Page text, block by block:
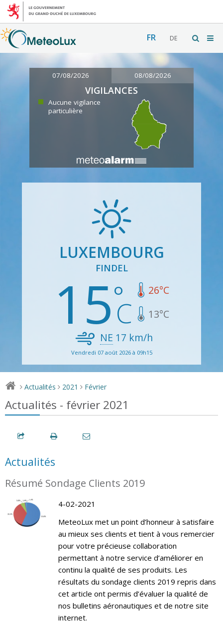
FR DE
07/08/2026 08/08/2026
VIGILANCES
Aucune vigilance
particulière
LUXEMBOURG
FINDEL
15 26°C
13°C
NE 17 km/h
Vendredi 07 août 2026 à 09h15
> Actualités > 2021 > Février
Actualités - février 2021
Actualités
Résumé Sondage Clients 2019
4-02-2021
MeteoLux met un point d’honneur à satisfaire
au mieux ses clients et tient à vous remercier
pour votre précieuse collaboration
permettant à notre service d’améliorer en
continu la qualité de ses produits. Les
résultats du sondage clients 2019 repris dans
cet article ont permis d’évaluer la qualité de
nos bulletins aéronautiques et de notre site
internet.